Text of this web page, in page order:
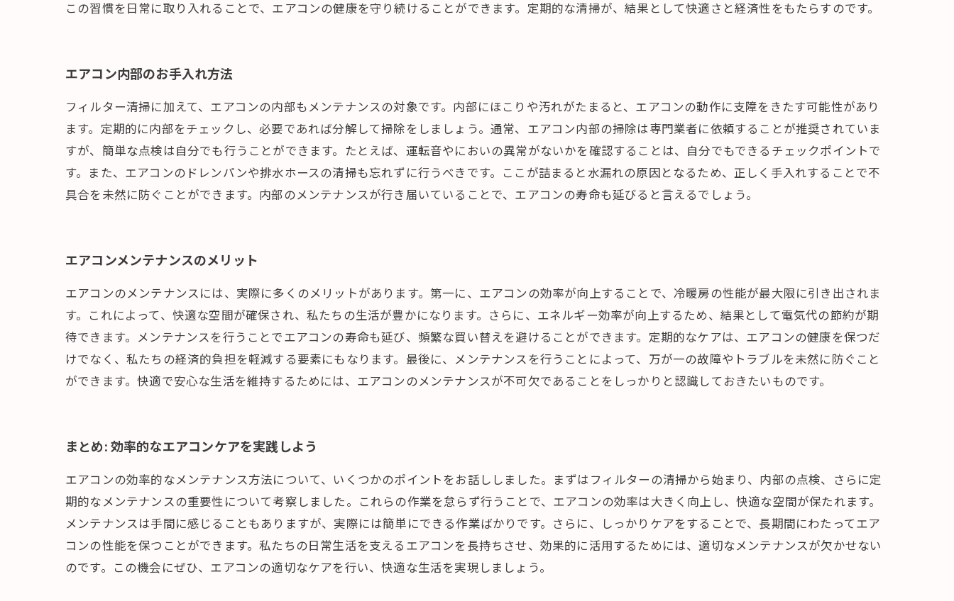
この習慣を日常に取り入れることで、エアコンの健康を守り続けることができます。定期的な清掃が、結果として快適さと経済性をもたらすのです。
エアコン内部のお手入れ方法
フィルター清掃に加えて、エアコンの内部もメンテナンスの対象です。内部にほこりや汚れがたまると、エアコンの動作に支障をきたす可能性があり
ます。定期的に内部をチェックし、必要であれば分解して掃除をしましょう。通常、エアコン内部の掃除は専門業者に依頼することが推奨されていま
すが、簡単な点検は自分でも行うことができます。たとえば、運転音やにおいの異常がないかを確認することは、自分でもできるチェックポイントで
す。また、エアコンのドレンパンや排水ホースの清掃も忘れずに行うべきです。ここが詰まると水漏れの原因となるため、正しく手入れすることで不
具合を未然に防ぐことができます。内部のメンテナンスが行き届いていることで、エアコンの寿命も延びると言えるでしょう。
エアコンメンテナンスのメリット
エアコンのメンテナンスには、実際に多くのメリットがあります。第一に、エアコンの効率が向上することで、冷暖房の性能が最大限に引き出されま
す。これによって、快適な空間が確保され、私たちの生活が豊かになります。さらに、エネルギー効率が向上するため、結果として電気代の節約が期
待できます。メンテナンスを行うことでエアコンの寿命も延び、頻繁な買い替えを避けることができます。定期的なケアは、エアコンの健康を保つだ
けでなく、私たちの経済的負担を軽減する要素にもなります。最後に、メンテナンスを行うことによって、万が一の故障やトラブルを未然に防ぐこと
ができます。快適で安心な生活を維持するためには、エアコンのメンテナンスが不可欠であることをしっかりと認識しておきたいものです。
まとめ: 効率的なエアコンケアを実践しよう
エアコンの効率的なメンテナンス方法について、いくつかのポイントをお話ししました。まずはフィルターの清掃から始まり、内部の点検、さらに定
期的なメンテナンスの重要性について考察しました。これらの作業を怠らず行うことで、エアコンの効率は大きく向上し、快適な空間が保たれます。
メンテナンスは手間に感じることもありますが、実際には簡単にできる作業ばかりです。さらに、しっかりケアをすることで、長期間にわたってエア
コンの性能を保つことができます。私たちの日常生活を支えるエアコンを長持ちさせ、効果的に活用するためには、適切なメンテナンスが欠かせない
のです。この機会にぜひ、エアコンの適切なケアを行い、快適な生活を実現しましょう。